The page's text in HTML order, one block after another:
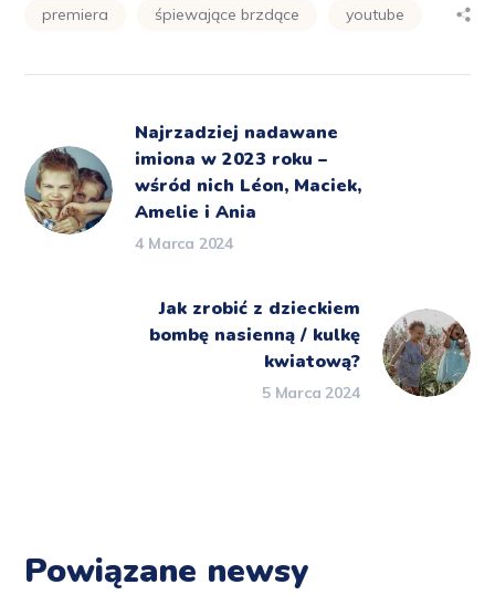
premiera śpiewające brzdące youtube
Najrzadziej nadawane
imiona w 2023 roku –
wśród nich Léon, Maciek,
Amelie i Ania
4 Marca 2024
Jak zrobić z dzieckiem
bombę nasienną / kulkę
kwiatową?
5 Marca 2024
Powiązane newsy